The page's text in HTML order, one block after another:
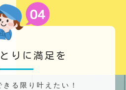
りに満足を
る限り叶えたい！